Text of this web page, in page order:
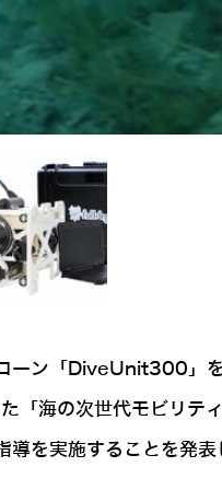
ーン「DiveUnit300」
「海の次世代モビリ
導を実施することを発表